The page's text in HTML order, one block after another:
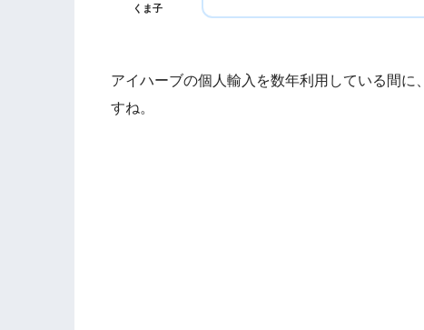
くま子
アイハーブの個人輸入を数年利用している間に、
すね。